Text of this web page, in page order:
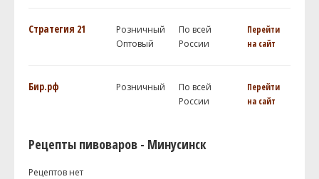
Стратегия 21
Розничный
Оптовый
По всей
России
Перейти
на сайт
Бир.рф Розничный
По всей
России
Перейти
на сайт
Рецепты пивоваров - Минусинск
Рецептов нет